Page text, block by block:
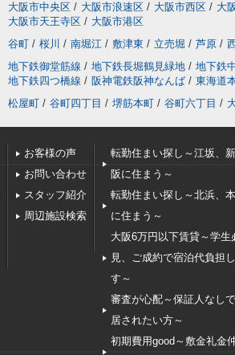
大阪市中央区 / 大阪市浪速区 / 大阪市西区 / 大
大阪市天王寺区 / 大阪市港区
谷町 / 桜川 / 南堀江 / 敷津東 / 立売堀 / 芦原 /
地下鉄御堂筋線 / 地下鉄長堀鶴見緑地 / 地下鉄
地下鉄四つ橋線 / 阪神電鉄阪神なんば / 東海道
松屋町 / 谷町四丁目 / 堺筋本町 / 谷町六丁目 /
お客様の声
お問い合わせ
スタッフ紹介
周辺施設検索
転勤住まい探し～江坂、
阪に住まう～
転勤住まい探し～北浜、
に住まう～
大阪6万円以下賃貸～学生
見、ご成約で宿泊代負担
す～
審査が心配～保証人なし
居されたい方～
初期費用good～敷金礼金